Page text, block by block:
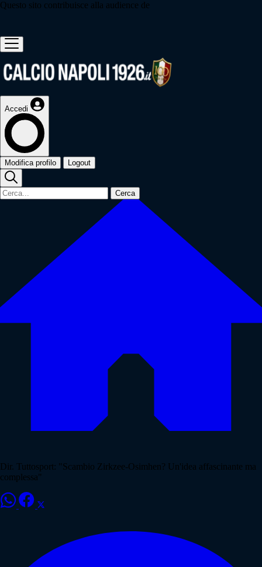
Questo sito contribuisce alla audience de
Accedi
Modifica profilo Logout
Cerca
Dir. Tuttosport: "Scambio Zirkzee-Osimhen? Un'idea affascinante ma
complessa"